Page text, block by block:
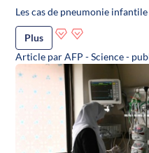
Les cas de pneumonie
Plus
Article par AFP - Science -